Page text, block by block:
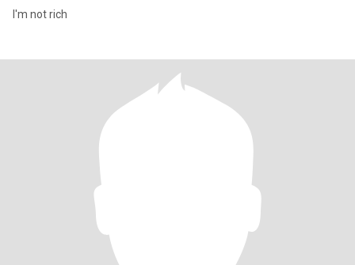
I'm not rich